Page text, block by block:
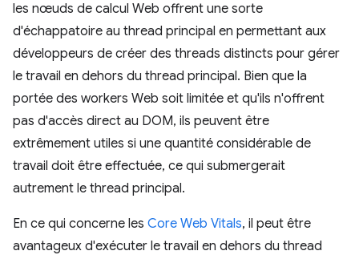
les nœuds de calcul Web offrent une sorte
d'échappatoire au thread principal en permettant aux
développeurs de créer des threads distincts pour gérer
le travail en dehors du thread principal. Bien que la
portée des workers Web soit limitée et qu'ils n'offrent
pas d'accès direct au DOM, ils peuvent être
extrêmement utiles si une quantité considérable de
travail doit être effectuée, ce qui submergerait
autrement le thread principal.
En ce qui concerne les Core Web Vitals, il peut être
avantageux d'exécuter le travail en dehors du thread